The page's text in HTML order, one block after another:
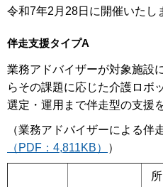
令和7年2月28日に開催いたし
伴走支援タイプA
業務アドバイザーが対象施設
らその課題に応じた介護ロボ
選定・運用まで伴走型の支援
（業務アドバイザーによる伴
（PDF：4,811KB）
）
所